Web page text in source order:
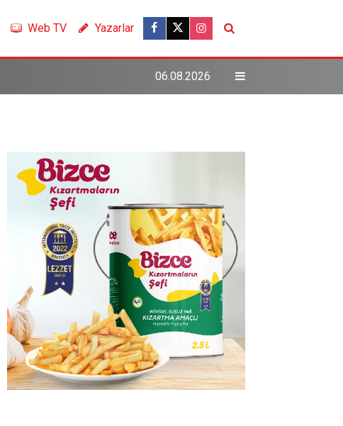
Web TV Yazarlar
06.08.2026